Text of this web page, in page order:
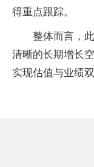
得重点跟踪。
整体而言，
清晰的长期增长
实现估值与业绩